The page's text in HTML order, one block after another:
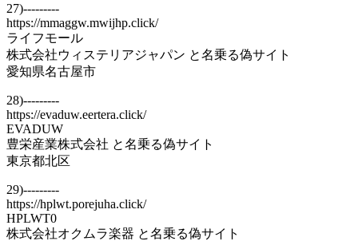
27)---------
https://mmaggw.mwijhp.click/
ライフモール
株式会社ウィステリアジャパン と名乗る偽サイト
愛知県名古屋市
28)---------
https://evaduw.eertera.click/
EVADUW
豊栄産業株式会社 と名乗る偽サイト
東京都北区
29)---------
https://hplwt.porejuha.click/
HPLWT0
株式会社オクムラ楽器 と名乗る偽サイト